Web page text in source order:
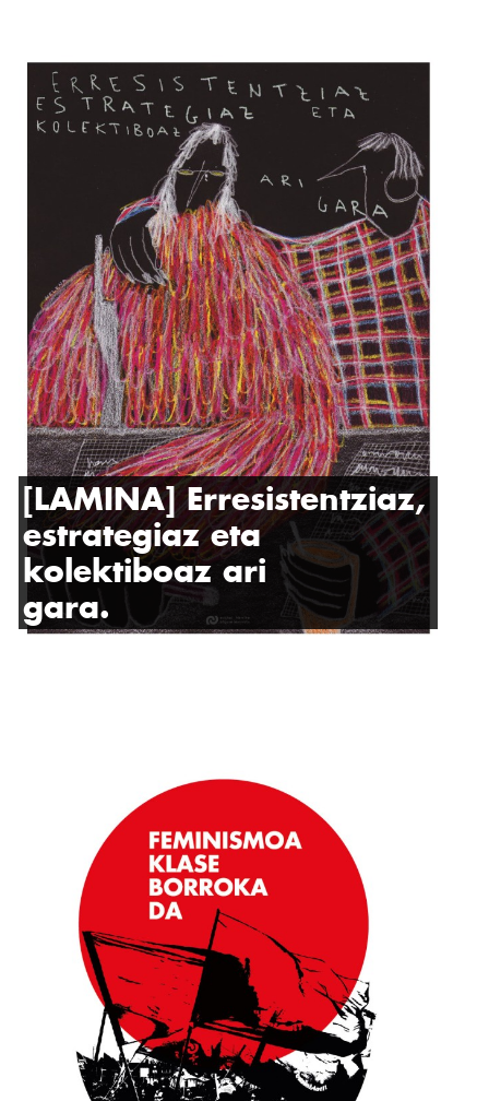
[LAMINA] Erresistentziaz,
estrategiaz eta
kolektiboaz ari
gara.